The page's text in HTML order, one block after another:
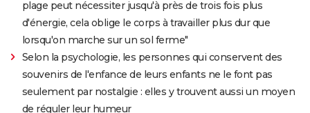
plage peut nécessiter jusqu'à près de trois fois plus
d'énergie, cela oblige le corps à travailler plus dur que
lorsqu'on marche sur un sol ferme"
Selon la psychologie, les personnes qui conservent des
souvenirs de l'enfance de leurs enfants ne le font pas
seulement par nostalgie : elles y trouvent aussi un moyen
de réguler leur humeur